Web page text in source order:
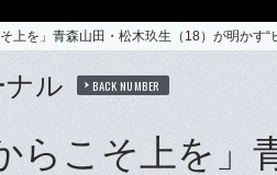
上を」青森山田・松木玖生（18）が明かす
ナル BACK NUMBER
らこそ上を」